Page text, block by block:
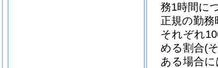
務1時間に
正規の勤
それぞれ
める割合(
ある場合